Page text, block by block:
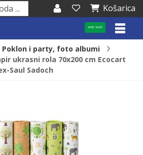
Košarica
WEB SHOP
Poklon i party, foto albumi
ukrasni rola 70x200 cm Ecocart
Saul Sadoch